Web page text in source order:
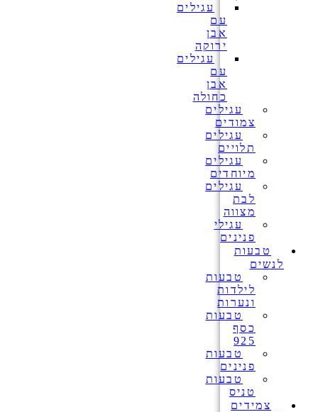
עגילים
עם
אבן
ירוקה
עגילים
עם
אבן
כחולה
עגילים
צמודים
עגילים
תלויים
עגילים
מיוחדים
עגילים
לבת
מצווה
עגילי
פנינים
טבעות
לנשים
טבעות
לילדות
ונערות
טבעות
כסף
925
טבעות
פנינים
טבעות
טניס
צמידים